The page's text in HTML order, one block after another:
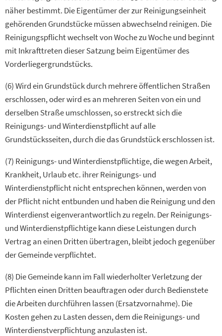
näher bestimmt. Die Eigentümer der zur Reinigungseinheit
gehörenden Grundstücke müssen abwechselnd reinigen. Die
Reinigungspflicht wechselt von Woche zu Woche und beginnt
mit Inkrafttreten dieser Satzung beim Eigentümer des
Vorderliegergrundstücks.
(6) Wird ein Grundstück durch mehrere öffentlichen Straßen
erschlossen, oder wird es an mehreren Seiten von ein und
derselben Straße umschlossen, so erstreckt sich die
Reinigungs- und Winterdienstpflicht auf alle
Grundstücksseiten, durch die das Grundstück erschlossen ist.
(7) Reinigungs- und Winterdienstpflichtige, die wegen Arbeit,
Krankheit, Urlaub etc. ihrer Reinigungs- und
Winterdienstpflicht nicht entsprechen können, werden von
der Pflicht nicht entbunden und haben die Reinigung und den
Winterdienst eigenverantwortlich zu regeln. Der Reinigungs-
und Winterdienstpflichtige kann diese Leistungen durch
Vertrag an einen Dritten übertragen, bleibt jedoch gegenüber
der Gemeinde verpflichtet.
(8) Die Gemeinde kann im Fall wiederholter Verletzung der
Pflichten einen Dritten beauftragen oder durch Bedienstete
die Arbeiten durchführen lassen (Ersatzvornahme). Die
Kosten gehen zu Lasten dessen, dem die Reinigungs- und
Winterdienstverpflichtung anzulasten ist.